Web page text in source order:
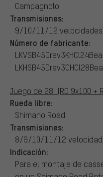
Campagnolo
Transmisiones:
9/10/11/12 velocidades
Número de fabricante:
Juego de 28" (RD 9x100 +
Rueda libre:
Shimano Road
Transmisiones:
8/9/10/11/12
Indicación:
Para el montaje de